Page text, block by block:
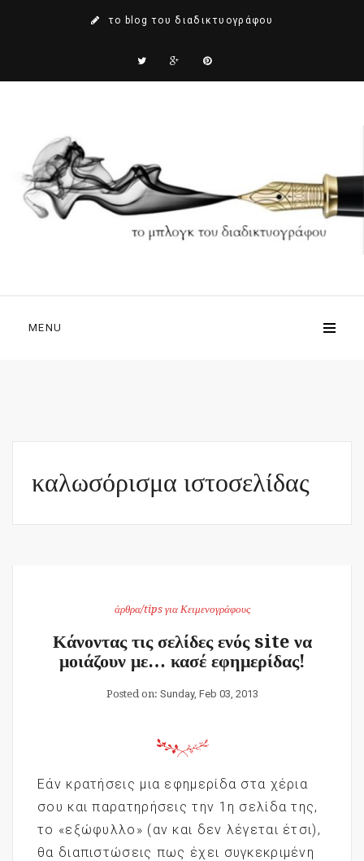
το blog του διαδικτυογράφου
MENU
καλωσόρισμα ιστοσελίδας
άρθρα/tips για Κειμενογράφους
Κάνοντας τις σελίδες ενός site να
μοιάζουν με… κασέ εφημερίδας!
Posted on: Sunday, Feb 03, 2013
Εάν κρατήσεις μια εφημερίδα στα χέρια
σου και παρατηρήσεις την 1η σελίδα της,
το «εξώφυλλο» (αν και δεν λέγεται έτσι),
θα διαπιστώσεις πως έχει συγκεκριμένη